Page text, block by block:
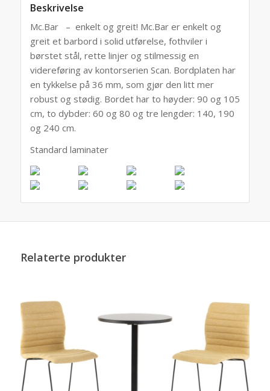
Beskrivelse
Mc.Bar – enkelt og greit! Mc.Bar er enkelt og
greit et barbord i solid utførelse, fothviler i
børstet stål, rette linjer og stilmessig en
videreføring av kontorserien Scan. Bordplaten har
en tykkelse på 36 mm, som gjør den litt mer
robust og stødig. Bordet har to høyder: 90 og 105
cm, to dybder: 60 og 80 og tre lengder: 140, 190
og 240 cm.
Standard laminater
Relaterte produkter